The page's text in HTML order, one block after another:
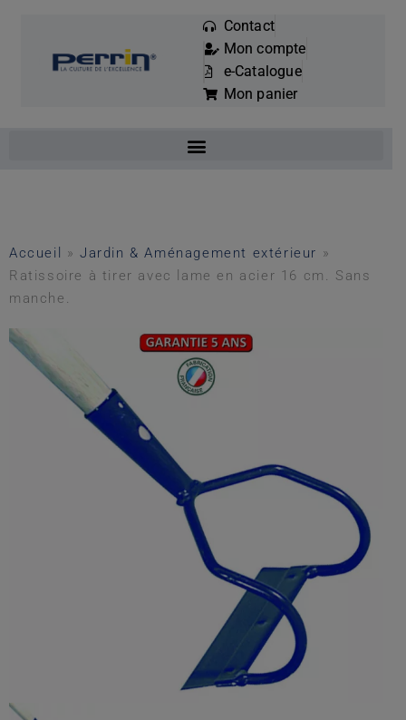
Mots
clés
:
Contact
Mon compte
e-Catalogue
Mon panier
Accueil »Jardin & Aménagement extérieur »
Ratissoire à tirer avec lame en acier 16 cm. Sans
manche.